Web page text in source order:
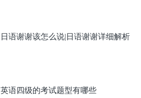
日语谢谢该怎么说|日语谢谢详细解析
英语四级的考试题型有哪些